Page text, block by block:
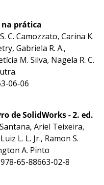
prática
C. Camozzato, Carina K.
Gabriela R. A.,
M. Silva, Nagela R. C.
06-06
de SolidWorks - 2. ed.
Ariel Teixeira,
L. L. Jr., Ramon S.
A. Pinto
65-88663-02-8